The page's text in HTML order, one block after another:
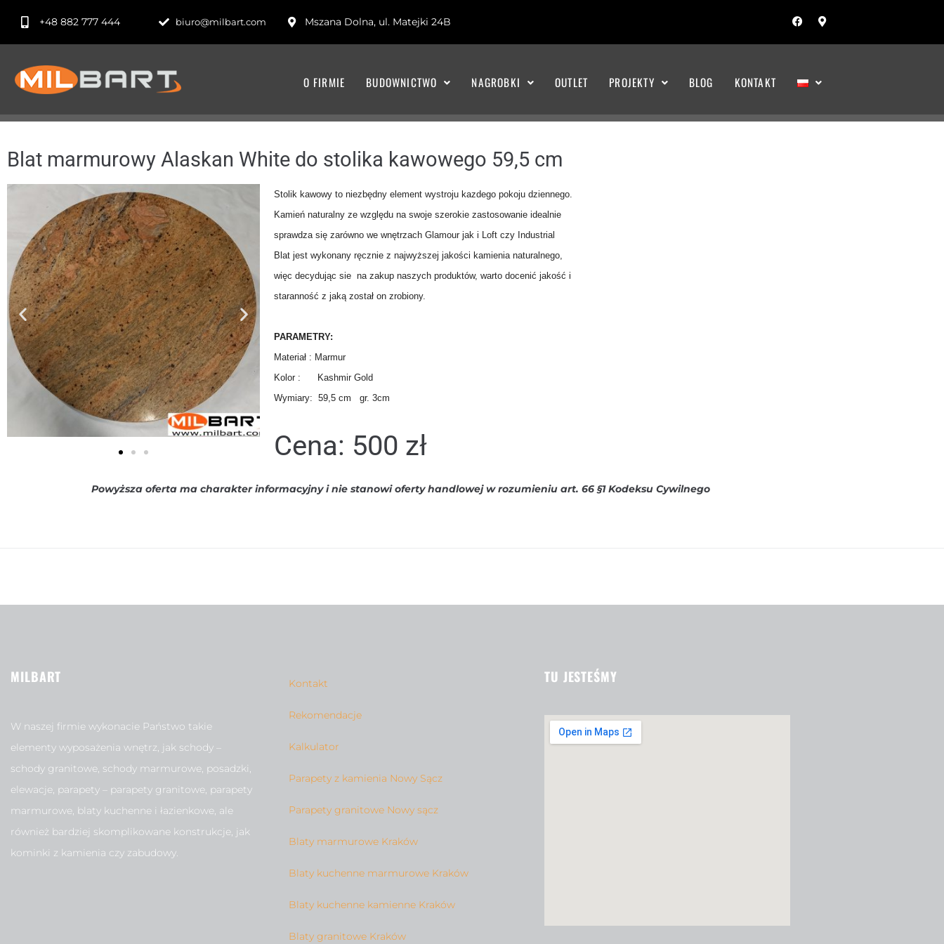
+48 882 777 444 biuro@milbart.com Mszana Dolna, ul. Matejki 24B
O FIRMIE BUDOWNICTWO NAGROBKI OUTLET PROJEKTY BLOG KONTAKT
Blat marmurowy Alaskan White do stolika kawowego 59,5 cm
Stolik kawowy to niezbędny element wystroju kazdego pokoju dziennego.
Kamień naturalny ze względu na swoje szerokie zastosowanie idealnie
sprawdza się zarówno we wnętrzach Glamour jak i Loft czy Industrial
Blat jest wykonany ręcznie z najwyższej jakości kamienia naturalnego,
więc decydując sie na zakup naszych produktów, warto docenić jakość i
staranność z jaką został on zrobiony.
PARAMETRY:
Materiał : Marmur
Kolor : Kashmir Gold
Wymiary: 59,5 cm gr. 3cm
Cena: 500 zł
Powyższa oferta ma charakter informacyjny i nie stanowi oferty handlowej w rozumieniu art. 66 §1 Kodeksu Cywilnego
MILBART
W naszej firmie wykonacie Państwo takie
elementy wyposażenia wnętrz, jak schody –
schody granitowe, schody marmurowe, posadzki,
elewacje, parapety – parapety granitowe, parapety
marmurowe, blaty kuchenne i łazienkowe, ale
również bardziej skomplikowane konstrukcje, jak
kominki z kamienia czy zabudowy.
Kontakt
Rekomendacje
Kalkulator
Parapety z kamienia Nowy Sącz
Parapety granitowe Nowy sącz
Blaty marmurowe Kraków
Blaty kuchenne marmurowe Kraków
Blaty kuchenne kamienne Kraków
Blaty granitowe Kraków
TU JESTEŚMY